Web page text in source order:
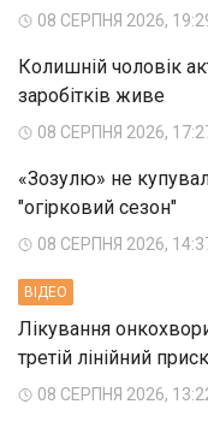
08 СЕРПНЯ 2026,
Колишній чоловік
заробітків живе
08 СЕРПНЯ 2026,
«Зозулю» не
"огірковий сезон"
08 СЕРПНЯ 2026,
ВIДЕО
Лікування
третій лінійний
08 СЕРПНЯ 2026,